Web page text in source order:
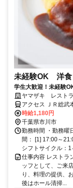
未経験OK 洋食
学生大歓迎！未経験
稼ぎ♪ 洋食レストラ
も安心サポート◎ お
ヤマザキ レスト
アクセス ＪＲ総武
徒歩約6分、京成本
ＺＡＫＩ」の文字
時給1,180円
千葉県市川市
勤務時間 ・勤務曜
間： [1] 17:00～
シフトサイクル：1
仕事内容 レストラ
ッフとして、ご来
り、料理の提供、
後はホール清掃...